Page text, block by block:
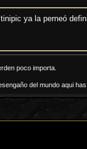
tinipic ya la perneó
poco importa.
del mundo aqui